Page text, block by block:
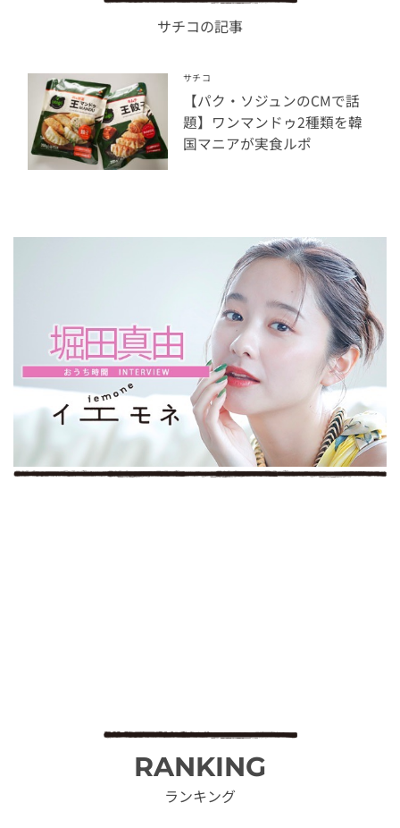
サチコの記事
サチコ
【パク・ソジュンのCMで話
題】ワンマンドゥ2種類を韓
国マニアが実食ルポ
RANKING
ランキング